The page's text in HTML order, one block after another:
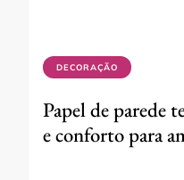
DECORAÇÃO
Papel de parede
e conforto para